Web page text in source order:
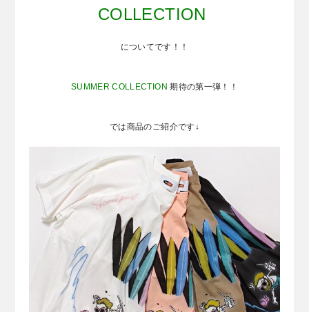
COLLECTION
についてです！！
SUMMER COLLECTION 期待の第一弾！！
では商品のご紹介です↓